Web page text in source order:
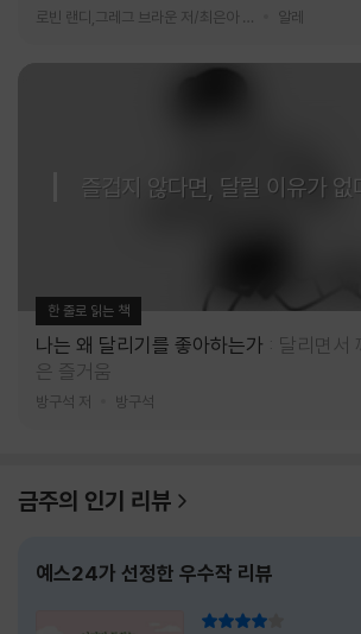
알레
즐겁지 않다면, 달릴 이유가 없
한 줄로 읽는 책
나는 왜 달리기를 좋아하는가
달리면서
은 즐거움
방구석 저 방구석
금주의 인기 리뷰
예스24가 선정한 우수작 리뷰